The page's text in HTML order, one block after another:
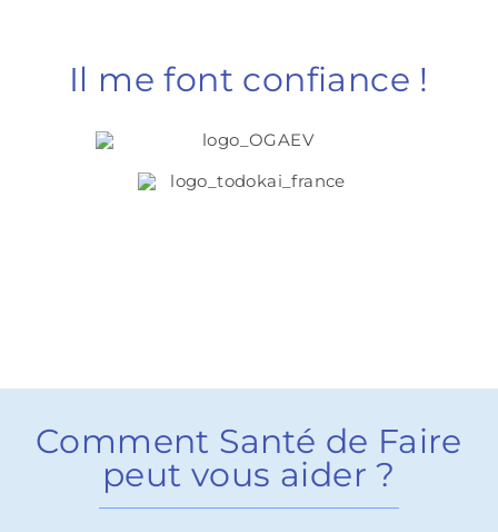
Il me font confiance !
Comment Santé de Faire
peut vous aider ?